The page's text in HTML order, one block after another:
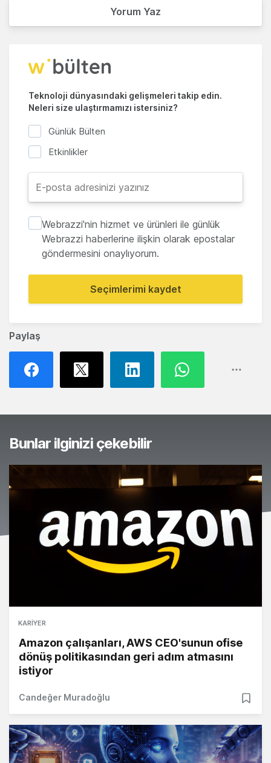
Paylaş
Yorum Yaz
Teknoloji dünyasındaki gelişmeleri takip edin.
Neleri size ulaştırmamızı istersiniz?
Günlük Bülten
Etkinlikler
Webrazzi'nin hizmet ve ürünleri ile günlük
Webrazzi haberlerine ilişkin olarak epostalar
göndermesini onaylıyorum.
Seçimlerimi kaydet
Bunlar ilginizi çekebilir
KARIYER
Amazon çalışanları, AWS CEO'sunun ofise
dönüş politikasından geri adım atmasını
istiyor
Candeğer Muradoğlu